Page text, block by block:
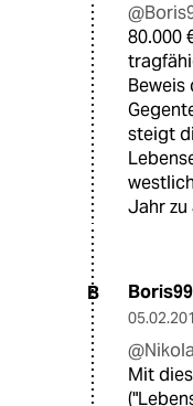
80.000
Beweis
steigt
Jahr
B Boris99
Mit